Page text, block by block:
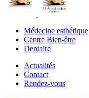
Médecine esthétique
Centre Bien-être
Dentaire
Actualités
Contact
Rendez-vous